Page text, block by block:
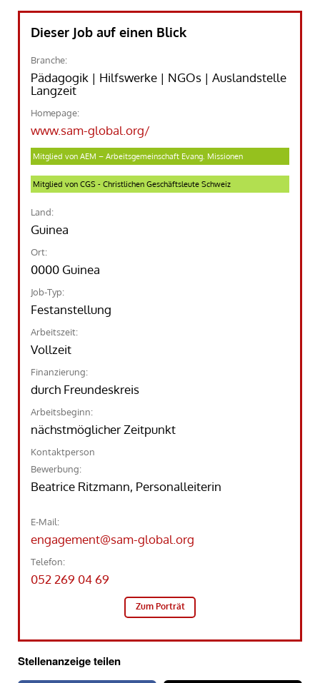
Dieser Job auf einen Blick
Branche:
Pädagogik | Hilfswerke | NGOs | Auslandstelle
Langzeit
Homepage:
www.sam-global.org/
Mitglied von AEM – Arbeitsgemeinschaft Evang. Missionen
Mitglied von CGS - Christlichen Geschäftsleute Schweiz
Land:
Guinea
Ort:
0000 Guinea
Job-Typ:
Festanstellung
Arbeitszeit:
Vollzeit
Finanzierung:
durch Freundeskreis
Arbeitsbeginn:
nächstmöglicher Zeitpunkt
Kontaktperson
Bewerbung:
Beatrice Ritzmann, Personalleiterin
E-Mail:
engagement@sam-global.org
Telefon:
052 269 04 69
Zum Porträt
Stellenanzeige teilen